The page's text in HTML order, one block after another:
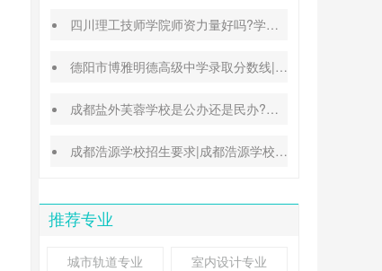
四川理工技师学院师资力量好吗?学校地址在哪里
德阳市博雅明德高级中学录取分数线|德阳中考普高参考
成都盐外芙蓉学校是公办还是民办?高考升学率高吗?
成都浩源学校招生要求|成都浩源学校升学率高吗?
推荐专业
城市轨道专业 室内设计专业